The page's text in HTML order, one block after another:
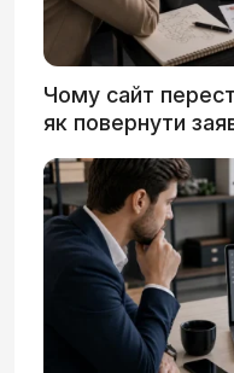
Чому сайт
як повернути